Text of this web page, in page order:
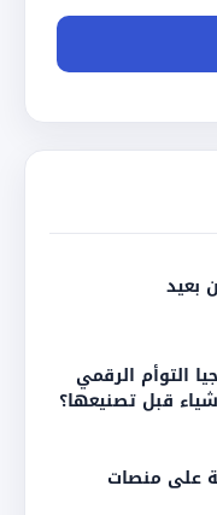
بعيد
التوأم الرقمي
قبل تصنيعها؟
على منصات